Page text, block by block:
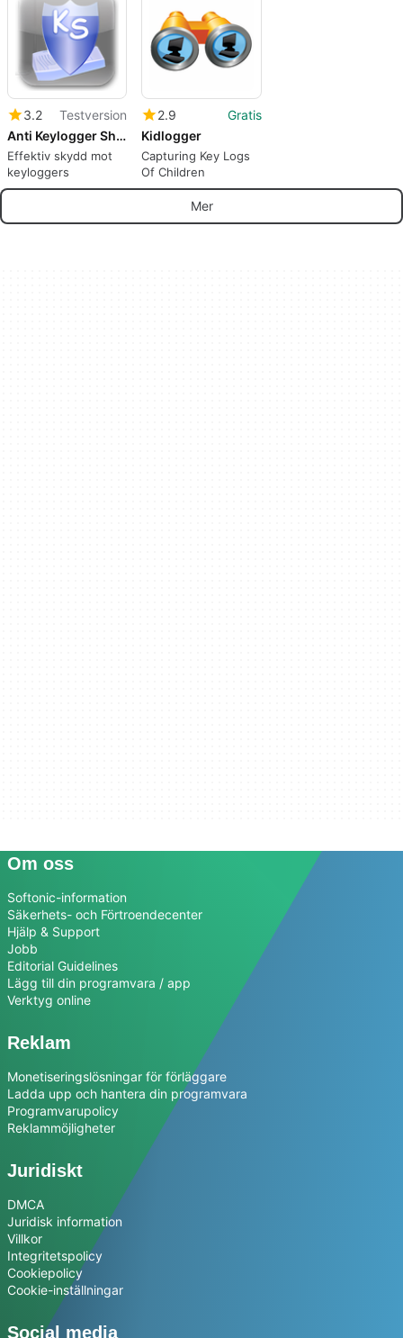
3.2
Testversion
Anti Keylogger Shield
Effektiv skydd mot
keyloggers
2.9
Gratis
Kidlogger
Capturing Key Logs
Of Children
Mer
Om oss
Softonic-information
Säkerhets- och Förtroendecenter
Hjälp & Support
Jobb
Editorial Guidelines
Lägg till din programvara / app
Verktyg online
Reklam
Monetiseringslösningar för förläggare
Ladda upp och hantera din programvara
Programvarupolicy
Reklammöjligheter
Juridiskt
DMCA
Juridisk information
Villkor
Integritetspolicy
Cookiepolicy
Cookie-inställningar
Social media